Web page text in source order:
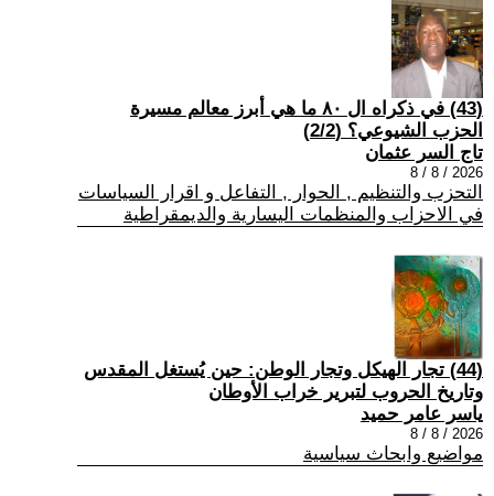
(43) في ذكراه ال ٨٠ ما هي أبرز معالم مسيرة
الحزب الشيوعي؟ (2/2)
تاج السر عثمان
2026 / 8 / 8
التحزب والتنظيم , الحوار , التفاعل و اقرار السياسات
في الاحزاب والمنظمات اليسارية والديمقراطية
(44) تجار الهيكل وتجار الوطن: حين يُستغل المقدس
وتاريخ الحروب لتبرير خراب الأوطان
ياسر عامر حميد
2026 / 8 / 8
مواضيع وابحاث سياسية